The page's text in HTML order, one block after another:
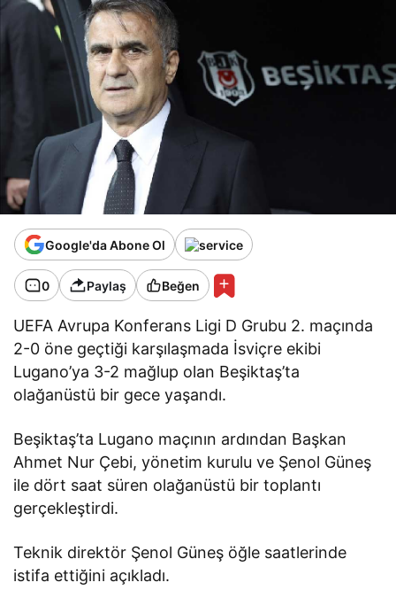
Google'da Abone Ol
0 Paylaş Beğen
UEFA Avrupa Konferans Ligi D Grubu 2. maçında
2-0 öne geçtiği karşılaşmada İsviçre ekibi
Lugano’ya 3-2 mağlup olan Beşiktaş’ta
olağanüstü bir gece yaşandı.
Beşiktaş’ta Lugano maçının ardından Başkan
Ahmet Nur Çebi, yönetim kurulu ve Şenol Güneş
ile dört saat süren olağanüstü bir toplantı
gerçekleştirdi.
Teknik direktör Şenol Güneş öğle saatlerinde
istifa ettiğini açıkladı.